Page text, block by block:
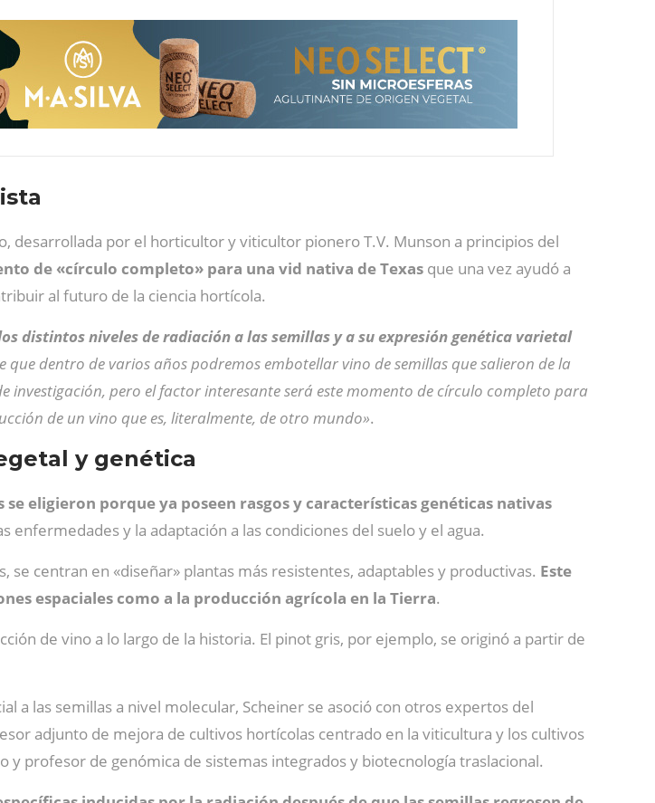
desarrollada por el horticultor y viticultor pionero T.V. Munson a principios del
de «círculo completo» para una vid nativa de Texas que una vez ayudó a
al futuro de la ciencia hortícola.
distintos niveles de radiación a las semillas y a su expresión genética varietal
que dentro de varios años podremos embotellar vino de semillas que salieron de la
investigación, pero el factor interesante será este momento de círculo completo para
de un vino que es, literalmente, de otro mundo».
y genética
eligieron porque ya poseen rasgos y características genéticas nativas
enfermedades y la adaptación a las condiciones del suelo y el agua.
centran en «diseñar» plantas más resistentes, adaptables y productivas. Este
espaciales como a la producción agrícola en la Tierra.
de vino a lo largo de la historia. El pinot gris, por ejemplo, se originó a partir de
a las semillas a nivel molecular, Scheiner se asoció con otros expertos del
adjunto de mejora de cultivos hortícolas centrado en la viticultura y los cultivos
profesor de genómica de sistemas integrados y biotecnología traslacional.